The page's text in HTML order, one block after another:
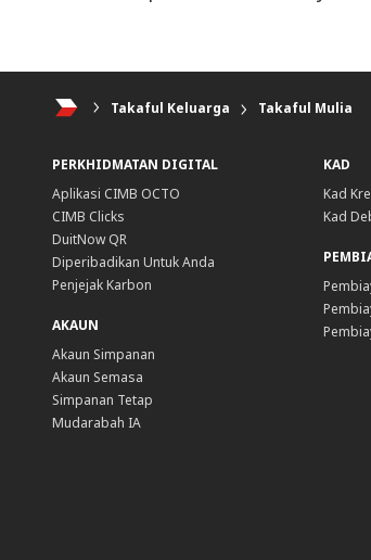
Takaful Keluarga Takaful Mulia
PERKHIDMATAN DIGITAL
Aplikasi CIMB OCTO
CIMB Clicks
DuitNow QR
Diperibadikan Untuk Anda
Penjejak Karbon
AKAUN
Akaun Simpanan
Akaun Semasa
Simpanan Tetap
Mudarabah IA
KAD
Kad
Kad